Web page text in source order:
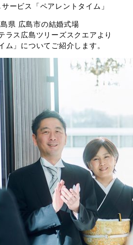
ービス「ペアレントタイム」
県 広島市の結婚式場
ラス広島ツリーズスクエアより
ム」についてご紹介します。